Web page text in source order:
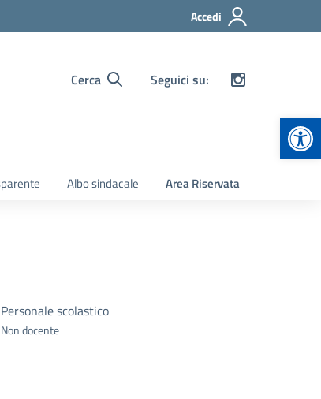
Accedi
Cerca Seguici su:
Albo sindacale Area Riservata
Personale scolastico
Non docente